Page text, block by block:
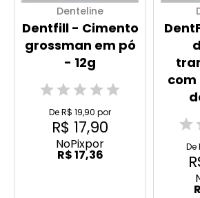
Denteline
Dentfill - Cimento
grossman em pó
- 12g
De R$ 19,90 por
R$ 17,90
NoPixpor
R$ 17,36
com
De